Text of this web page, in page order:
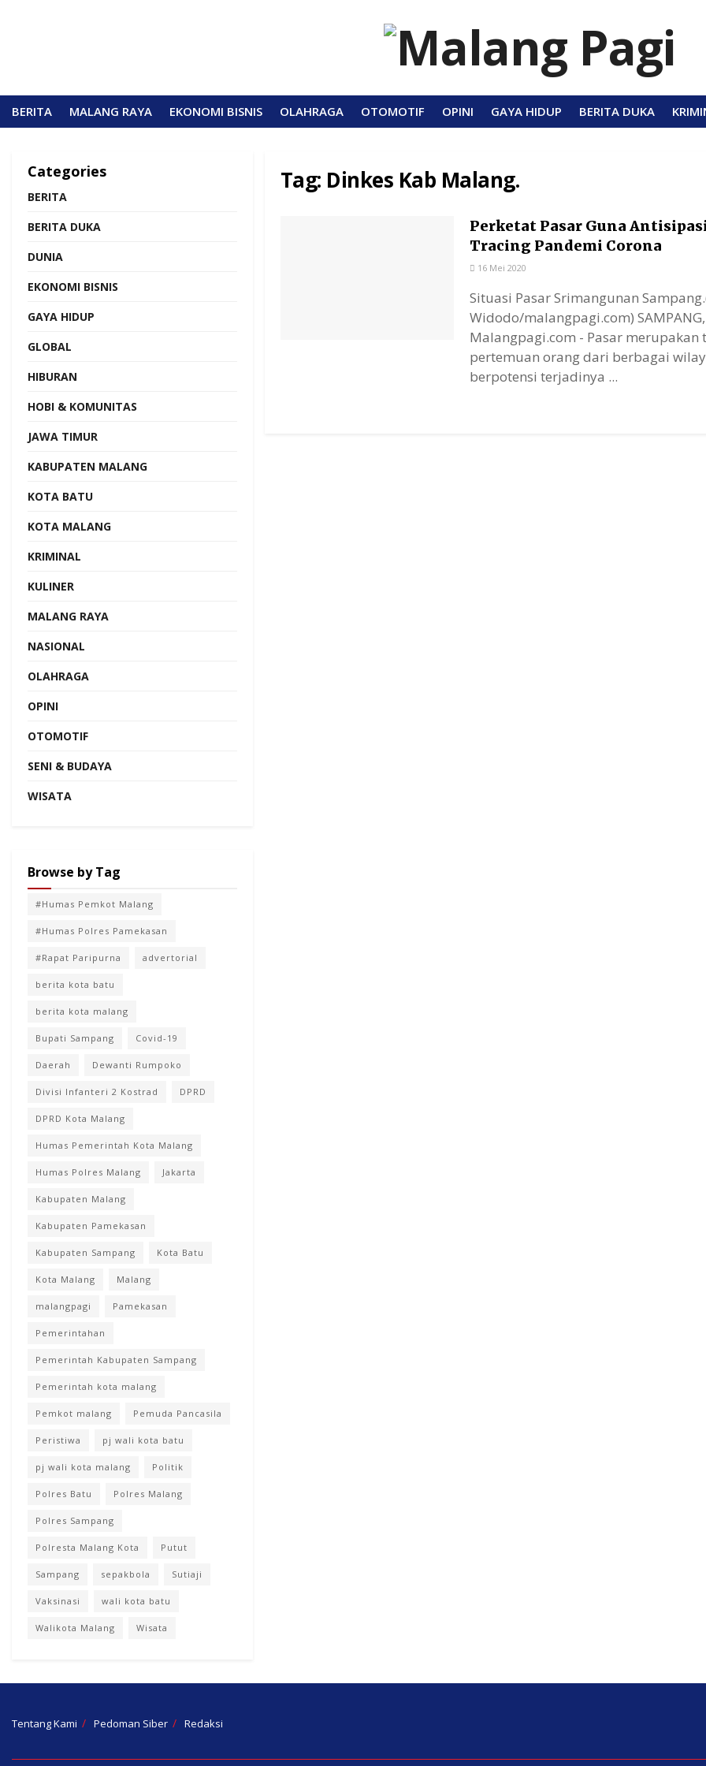
BERITA MALANG RAYA EKONOMI BISNIS OLAHRAGA OTOMOTIF OPINI GAYA HIDUP BERITA DUKA
Tag: Dinkes Kab Malang.
Perketat Pasar Guna
Tracing Pandemi Corona
16 Mei 2020
Situasi Pasar Srimangunan
Widodo/malangpagi.com) SAMPANG,
Malangpagi.com - Pasar merupakan
pertemuan orang dari berbagai
berpotensi terjadinya ...
Categories
BERITA
BERITA DUKA
DUNIA
EKONOMI BISNIS
GAYA HIDUP
GLOBAL
HIBURAN
HOBI & KOMUNITAS
JAWA TIMUR
KABUPATEN MALANG
KOTA BATU
KOTA MALANG
KRIMINAL
KULINER
MALANG RAYA
NASIONAL
OLAHRAGA
OPINI
OTOMOTIF
SENI & BUDAYA
WISATA
Browse by Tag
#Humas Pemkot Malang
#Humas Polres Pamekasan
#Rapat Paripurna advertorial
berita kota batu
berita kota malang
Bupati Sampang Covid-19
Daerah Dewanti Rumpoko
Divisi Infanteri 2 Kostrad DPRD
DPRD Kota Malang
Humas Pemerintah Kota Malang
Humas Polres Malang Jakarta
Kabupaten Malang
Kabupaten Pamekasan
Kabupaten Sampang Kota Batu
Kota Malang Malang
malangpagi Pamekasan
Pemerintahan
Pemerintah Kabupaten Sampang
Pemerintah kota malang
Pemkot malang Pemuda Pancasila
Peristiwa pj wali kota batu
pj wali kota malang Politik
Polres Batu Polres Malang
Polres Sampang
Polresta Malang Kota Putut
Sampang sepakbola Sutiaji
Vaksinasi wali kota batu
Walikota Malang Wisata
Tentang Kami Pedoman Siber Redaksi